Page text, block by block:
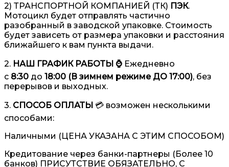
2) ТРАНСПОРТНОЙ КОМПАНИЕЙ (ТК) ПЭК.
Мотоцикл будет отправлять частично
разобранный в заводской упаковке. Стоимость
будет зависеть от размера упаковки и расстояния
ближайшего к вам пункта выдачи.
2. НАШ ГРАФИК РАБОТЫ ⌚️ Ежедневно
с 8:30 до 18:00 (В зимнем режиме ДО 17:00), без
перерывов и выходных.
3. СПОСОБ ОПЛАТЫ 💳 возможен несколькими
способами:
Наличными (ЦЕНА УКАЗАНА С ЭТИМ СПОСОБОМ)
Кредитование через банки-партнеры (Более 10
банков) ПРИСУТСТВИЕ ОБЯЗАТЕЛЬНО, С